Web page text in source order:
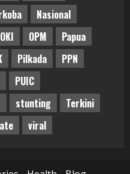
Nasional
OKI OPM
Papua
Pilkada
PPN
PUIC
stunting
Terkini
viral